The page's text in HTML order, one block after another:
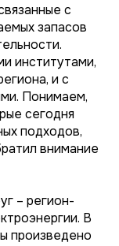
с
запасов
институтами,
и с
Понимаем,
сегодня
подходов,
внимание
– регион-
В
произведено